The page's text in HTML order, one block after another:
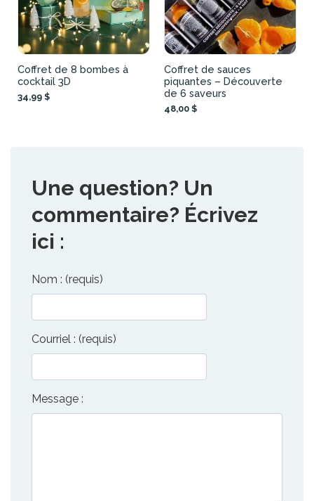
Coffret de 8 bombes à
cocktail 3D
34,99 $
Coffret de sauces
piquantes – Découverte
de 6 saveurs
48,00 $
Une question? Un
commentaire? Écrivez
ici :
Nom : (requis)
Courriel : (requis)
Message :